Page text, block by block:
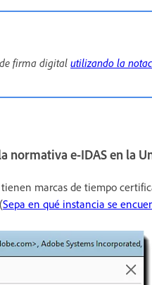
firma digital utilizando la
e-IDAS en la
marcas de tiempo
Sepa en qué instancia se